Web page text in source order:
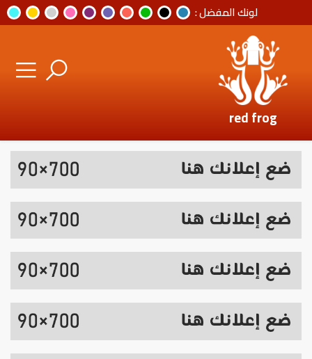
لونك المفضل :
red frog